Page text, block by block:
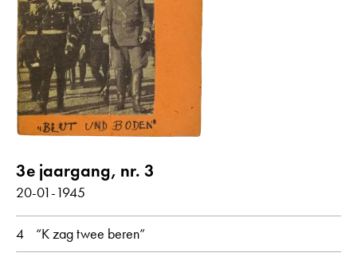
3e jaargang, nr. 3
20-01-1945
4 “K zag twee beren”